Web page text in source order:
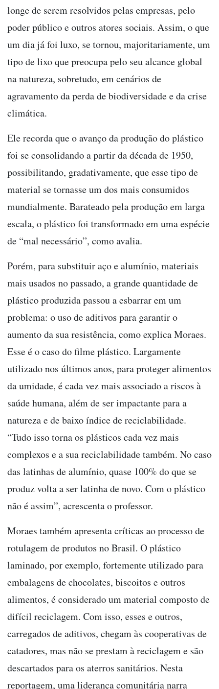
longe de serem resolvidos pelas empresas, pelo
poder público e outros atores sociais. Assim, o que
um dia já foi luxo, se tornou, majoritariamente, um
tipo de lixo que preocupa pelo seu alcance global
na natureza, sobretudo, em cenários de
agravamento da perda de biodiversidade e da crise
climática.
Ele recorda que o avanço da produção do plástico
foi se consolidando a partir da década de 1950,
possibilitando, gradativamente, que esse tipo de
material se tornasse um dos mais consumidos
mundialmente. Barateado pela produção em larga
escala, o plástico foi transformado em uma espécie
de “mal necessário”, como avalia.
Porém, para substituir aço e alumínio, materiais
mais usados no passado, a grande quantidade de
plástico produzida passou a esbarrar em um
problema: o uso de aditivos para garantir o
aumento da sua resistência, como explica Moraes.
Esse é o caso do filme plástico. Largamente
utilizado nos últimos anos, para proteger alimentos
da umidade, é cada vez mais associado a riscos à
saúde humana, além de ser impactante para a
natureza e de baixo índice de reciclabilidade.
“Tudo isso torna os plásticos cada vez mais
complexos e a sua reciclabilidade também. No caso
das latinhas de alumínio, quase 100% do que se
produz volta a ser latinha de novo. Com o plástico
não é assim”, acrescenta o professor.
Moraes também apresenta críticas ao processo de
rotulagem de produtos no Brasil. O plástico
laminado, por exemplo, fortemente utilizado para
embalagens de chocolates, biscoitos e outros
alimentos, é considerado um material composto de
difícil reciclagem. Com isso, esses e outros,
carregados de aditivos, chegam às cooperativas de
catadores, mas não se prestam à reciclagem e são
descartados para os aterros sanitários. Nesta
reportagem, uma liderança comunitária narra